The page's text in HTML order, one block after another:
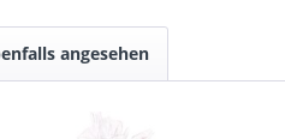
angesehen